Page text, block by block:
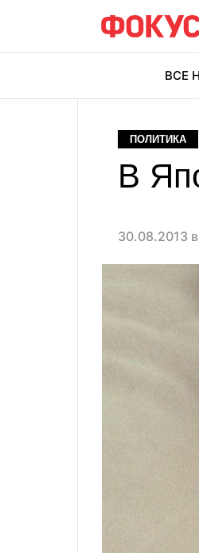
ВСЕ
ПОЛИТИКА
В
30.08.2013